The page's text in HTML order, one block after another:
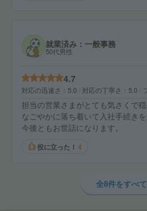
就業済み：一般事務
50代男性
4.7
対応の迅速さ 5.0 対応の丁寧さ 5.0
担当の営業さまがとても気さくで
なごやかに落ち着いて入社手続き
今後ともお世話になります。
役に立った！ 4
全8件をすべ